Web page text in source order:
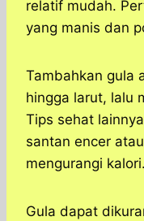
relatif mudah.
yang manis dan
Tambahkan gula
hingga larut, lalu
Tips sehat
santan encer
mengurangi kalori.
Gula dapat